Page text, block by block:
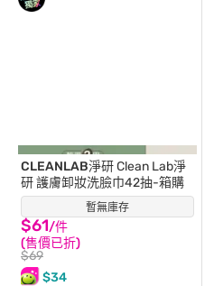
暫無庫存
CLEANLAB淨研Clean Lab淨
研 護膚卸妝洗臉巾42抽-箱購
$61/件
(售價已折)
$69
$34
(54)